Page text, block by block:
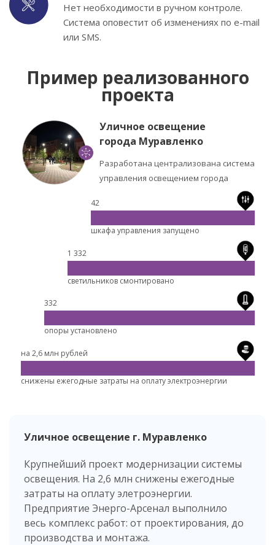
Нет необходимости в ручном контроле.
Система оповестит об изменениях по e-mail
или SMS.
Пример реализованного
проекта
Уличное освещение
города Муравленко
Разработана централизована система
управления освещением города
42
шкафа управления запущено
1 332
светильников смонтировано
332
опоры установлено
на 2,6 млн рублей
снижены ежегодные затраты на оплату электроэнергии
Уличное освещение г. Муравленко
Крупнейший проект модернизации системы
освещения. На 2,6 млн снижены ежегодные
затраты на оплату элетроэнергии.
Предприятие Энерго-Арсенал выполнило
весь комплекс работ: от проектирования, до
производства и монтажа.